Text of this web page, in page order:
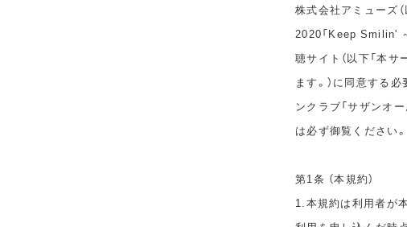
株式会社アミューズ
2020「Keep Smilin'
聴サイト（以下「本サ
ます。）に同意する
ンクラブ「サザンオ
は必ず御覧ください。
第1条 （本規約）
1.本規約は利用者が